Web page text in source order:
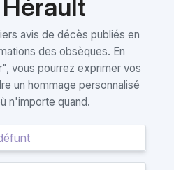
avis de décès publiés en
des obsèques. En
vous pourrez exprimer vos
un hommage personnalisé
n'importe quand.